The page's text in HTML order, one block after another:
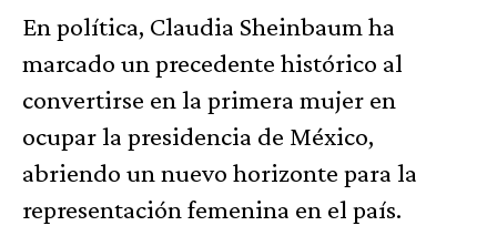
En política, Claudia Sheinbaum ha
marcado un precedente histórico al
convertirse en la primera mujer en
ocupar la presidencia de México,
abriendo un nuevo horizonte para la
representación femenina en el país.